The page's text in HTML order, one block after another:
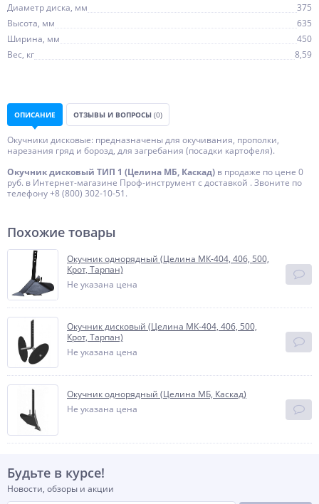
Диаметр диска, мм
375
Высота, мм
635
Ширина, мм
450
Вес, кг
8,59
ОПИСАНИЕ ОТЗЫВЫ И ВОПРОСЫ (0)
Окучники дисковые: предназначены для окучивания, прополки,
нарезания гряд и борозд, для загребания (посадки картофеля).
Окучник дисковый ТИП 1 (Целина МБ, Каскад) в продаже по цене 0
руб. в Интернет-магазине Проф-инструмент с доставкой . Звоните по
телефону +8 (800) 302-10-51.
Похожие товары
Окучник однорядный (Целина МК-404, 406, 500,
Крот, Тарпан)
Не указана цена
Окучник дисковый (Целина МК-404, 406, 500,
Крот, Тарпан)
Не указана цена
Окучник однорядный (Целина МБ, Каскад)
Не указана цена
Будьте в курсе!
Новости, обзоры и акции